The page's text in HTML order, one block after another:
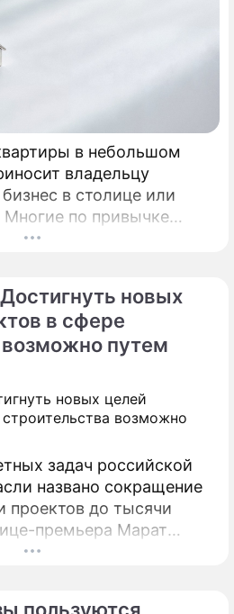
в небольшом
владельцу
в столице или
Многие по привычке
в жилье нужно
новых
в сфере
возможно путем
задач российской
названо сокращение
проектов до тысячи
премьера Марат
период было
пользуются